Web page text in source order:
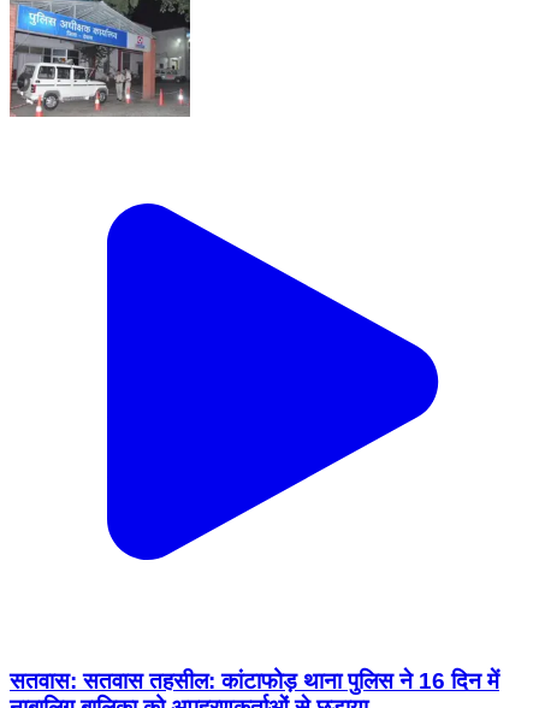
सतवास: सतवास तहसील: कांटाफोड़ थाना पुलिस ने 16 दिन में